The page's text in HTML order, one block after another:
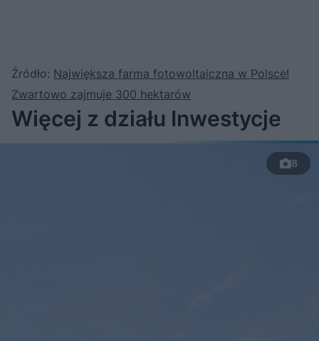
Źródło: Największa farma fotowoltaiczna w Polsce!
Zwartowo zajmuje 300 hektarów
Więcej z działu Inwestycje
8